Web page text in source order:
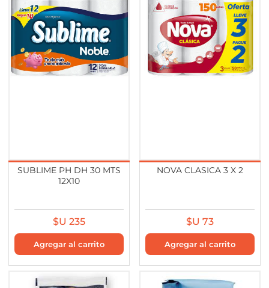
SUBLIME PH DH 30 MTS
12X10
$U 235
NOVA CLASICA 3 X 2
$U 73